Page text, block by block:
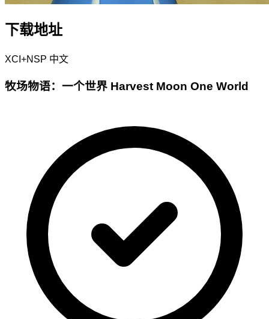
下载地址
XCI+NSP 中文
牧场物语：一个世界 Harvest Moon One World